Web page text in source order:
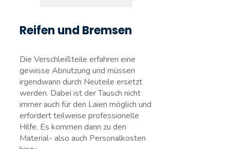
Reifen und Bremsen
Die Verschleißteile erfahren eine
gewisse Abnutzung und müssen
irgendwann durch Neuteile ersetzt
werden. Dabei ist der Tausch nicht
immer auch für den Laien möglich und
erfordert teilweise professionelle
Hilfe. Es kommen dann zu den
Material- also auch Personalkosten